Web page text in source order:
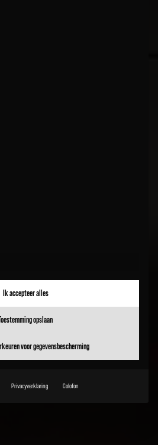
Ik accepteer alles
opslaan
voor gegevensbescherming
Privacyverklaring Colofon